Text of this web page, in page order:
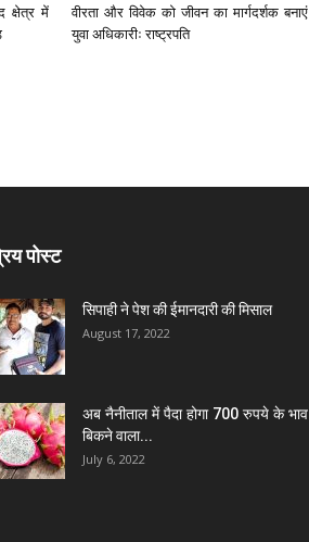
क्षेत्र में
वीरता और विवेक को जीवन का मार्गदर्शक बनाएं
युवा अधिकारीः राष्ट्रपति
पोस्ट
सिपाही ने पेश की ईमानदारी की मिसाल
August 17, 2022
अब नैनीताल में पैदा होगा 700 रुपये के भाव
बिकने वाला...
July 6, 2022